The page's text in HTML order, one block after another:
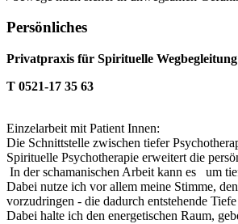
Persönliches
Privatpraxis für Spirituelle
T 0521-17 35 63
Einzelarbeit mit Patient Innen:
Die Schnittstelle zwischen tiefer
Spirituelle Psychotherapie erweitert die
In der schamanischen Arbeit kann es um
Dabei nutze ich vor allem meine Stimme,
vorzudringen - die dadurch entstehende
Dabei halte ich den energetischen Raum,